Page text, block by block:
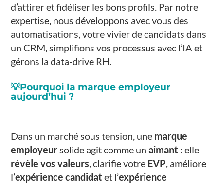
d’attirer et fidéliser les bons profils. Par notre
expertise, nous développons avec vous des
automatisations, votre vivier de candidats dans
un CRM, simplifions vos processus avec l’IA et
gérons la data-drive RH.
💡Pourquoi la marque employeur
aujourd’hui ?
Dans un marché sous tension, une marque
employeursolide agit comme unaimant : elle
révèle vos valeurs, clarifie votre EVP, améliore
l’expérience candidat et l’expérience